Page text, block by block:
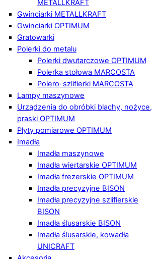
METALLKRAFT
Gwinciarki METALLKRAFT
Gwinciarki OPTIMUM
Gratowarki
Polerki do metalu
Polerki dwutarczowe OPTIMUM
Polerka stołowa MARCOSTA
Polero-szlifierki MARCOSTA
Lampy maszynowe
Urządzenia do obróbki blachy, nożyce,
praski OPTIMUM
Płyty pomiarowe OPTIMUM
Imadła
Imadła maszynowe
Imadła wiertarskie OPTIMUM
Imadła frezerskie OPTIMUM
Imadła precyzyjne BISON
Imadła precyzyjne szlifierskie
BISON
Imadła ślusarskie BISON
Imadła ślusarskie, kowadła
UNICRAFT